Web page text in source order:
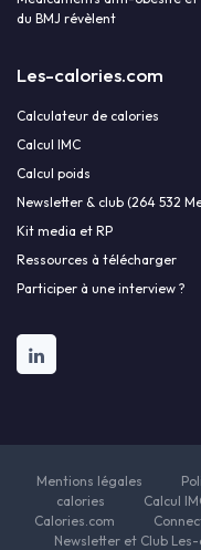
du BMJ révèlent
Les-calories.com
Calculateur de calories
Calcul IMC
Calcul poids
Newsletter & club (264 532
Kit media et RP
Ressources à télécharger
Participer à une interview ?
Mentions légales
calories
Calcul
Calories.com
Newsletter et Club